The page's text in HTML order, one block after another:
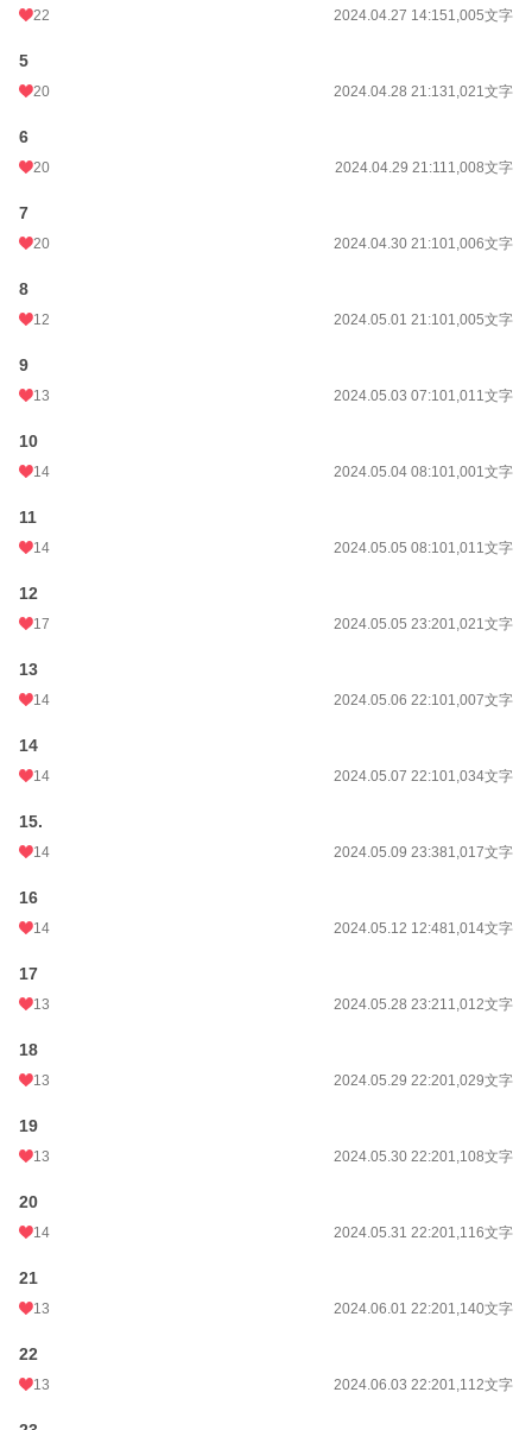
22 2024.04.27 14:151,005文字
5
20 2024.04.28 21:131,021文字
6
20 2024.04.29 21:111,008文字
7
20 2024.04.30 21:101,006文字
8
12 2024.05.01 21:101,005文字
9
13 2024.05.03 07:101,011文字
10
14 2024.05.04 08:101,001文字
11
14 2024.05.05 08:101,011文字
12
17 2024.05.05 23:201,021文字
13
14 2024.05.06 22:101,007文字
14
14 2024.05.07 22:101,034文字
15.
14 2024.05.09 23:381,017文字
16
14 2024.05.12 12:481,014文字
17
13 2024.05.28 23:211,012文字
18
13 2024.05.29 22:201,029文字
19
13 2024.05.30 22:201,108文字
20
14 2024.05.31 22:201,116文字
21
13 2024.06.01 22:201,140文字
22
13 2024.06.03 22:201,112文字